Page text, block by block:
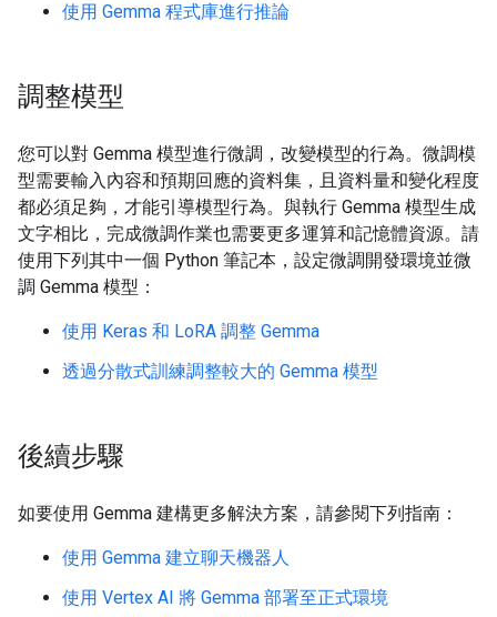
使用 Gemma 程式庫進行推論
調整模型
您可以對 Gemma 模型進行微調，改變模型的行為。微調模
型需要輸入內容和預期回應的資料集，且資料量和變化程度
都必須足夠，才能引導模型行為。與執行 Gemma 模型生成
文字相比，完成微調作業也需要更多運算和記憶體資源。請
使用下列其中一個 Python 筆記本，設定微調開發環境並微
調 Gemma 模型：
使用 Keras 和 LoRA 調整 Gemma
透過分散式訓練調整較大的 Gemma 模型
後續步驟
如要使用 Gemma 建構更多解決方案，請參閱下列指南：
使用 Gemma 建立聊天機器人
使用 Vertex AI 將 Gemma 部署至正式環境